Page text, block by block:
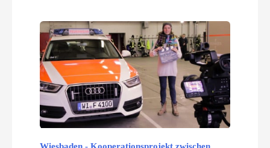
Wiesbaden - Kooperationsprojekt zwischen